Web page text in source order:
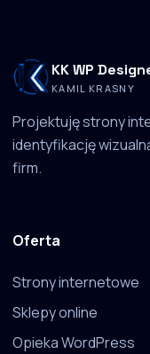
KK WP
KAMIL KRASNY
Projektuję strony
identyfikację
firm.
Oferta
Strony internetowe
Sklepy online
Opieka WordPress